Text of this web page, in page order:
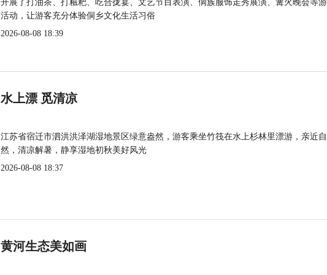
开展了打油茶、打糍粑、吃合拢宴、文艺节目表演、侗族服饰走秀展演、篝火晚会等
活动，让游客充分体验侗乡文化生活习俗
2026-08-08 18:39
水上漂 觅清凉
江苏省宿迁市泗洪洪泽湖湿地景区绿意盎然，游客乘坐竹筏在水上杉林里漂游，亲近自
然，清凉解暑，静享湿地初秋美好风光
2026-08-08 18:37
黄河生态美如画